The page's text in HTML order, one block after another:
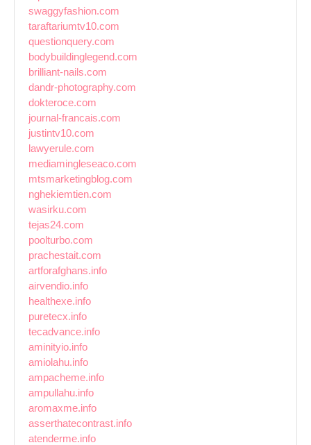
swaggyfashion.com
taraftariumtv10.com
questionquery.com
bodybuildinglegend.com
brilliant-nails.com
dandr-photography.com
dokteroce.com
journal-francais.com
justintv10.com
lawyerule.com
mediamingleseaco.com
mtsmarketingblog.com
nghekiemtien.com
wasirku.com
tejas24.com
poolturbo.com
prachestait.com
artforafghans.info
airvendio.info
healthexe.info
puretecx.info
tecadvance.info
aminityio.info
amiolahu.info
ampacheme.info
ampullahu.info
aromaxme.info
asserthatecontrast.info
atenderme.info